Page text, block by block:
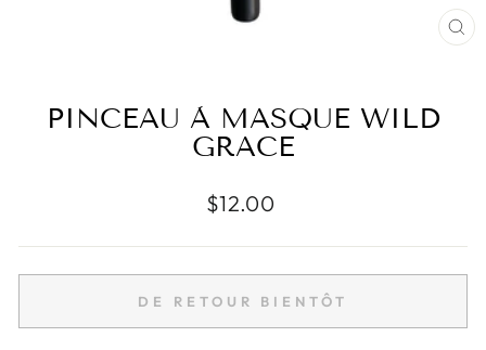
PINCEAU À MASQUE WILD
GRACE
Prix
$12.00
DE RETOUR BIENTÔT